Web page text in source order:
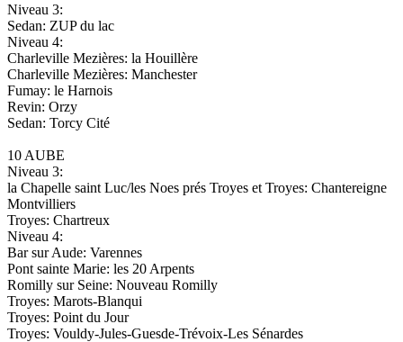
Niveau 3:
Sedan: ZUP du lac
Niveau 4:
Charleville Mezières: la Houillère
Charleville Mezières: Manchester
Fumay: le Harnois
Revin: Orzy
Sedan: Torcy Cité
10 AUBE
Niveau 3:
la Chapelle saint Luc/les Noes prés Troyes et Troyes: Chantereigne
Montvilliers
Troyes: Chartreux
Niveau 4:
Bar sur Aude: Varennes
Pont sainte Marie: les 20 Arpents
Romilly sur Seine: Nouveau Romilly
Troyes: Marots-Blanqui
Troyes: Point du Jour
Troyes: Vouldy-Jules-Guesde-Trévoix-Les Sénardes